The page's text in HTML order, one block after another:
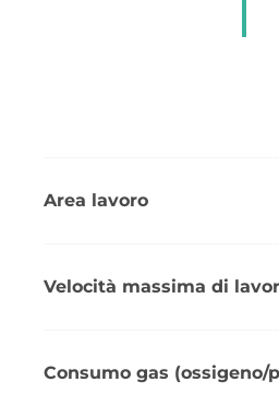
Area lavoro
Velocità massima di
Consumo gas (ossigeno/